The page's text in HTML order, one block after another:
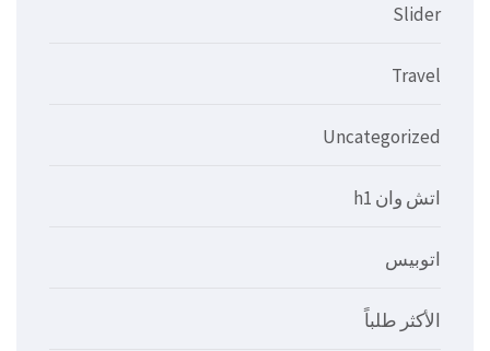
Slider
Travel
Uncategorized
اتش وان h1
اتوبيس
الأكثر طلباً